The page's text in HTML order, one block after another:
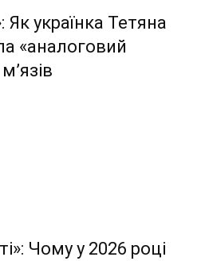
Як українка Тетяна
«аналоговий
Чому у 2026 році